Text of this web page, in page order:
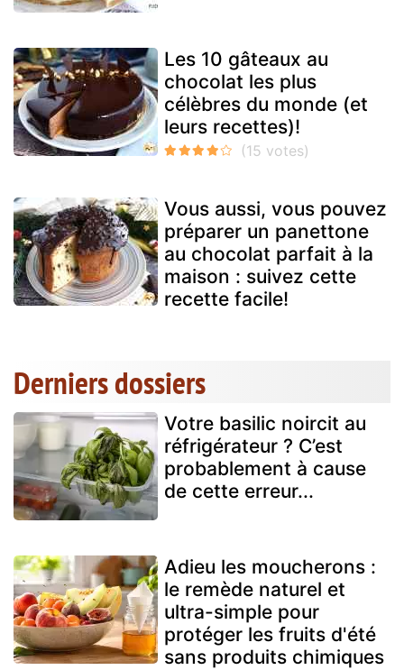
Les 10 gâteaux au
chocolat les plus
célèbres du monde (et
leurs recettes)!
Vous aussi, vous pouvez
préparer un panettone
au chocolat parfait à la
maison : suivez cette
recette facile!
Derniers dossiers
Votre basilic noircit au
réfrigérateur ? C’est
probablement à cause
de cette erreur...
Adieu les moucherons :
le remède naturel et
ultra-simple pour
protéger les fruits d'été
sans produits chimiques